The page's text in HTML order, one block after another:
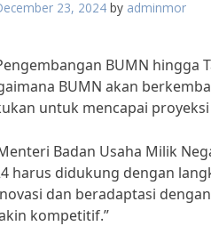
23, 2024 by adminmor
BUMN hingga
BUMN akan
untuk mencapai
Badan Usaha Milik
harus didukung dengan
dan beradaptasi
kompetitif.”